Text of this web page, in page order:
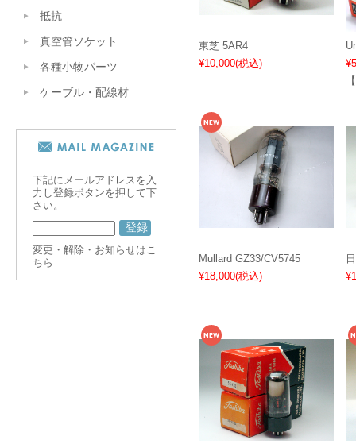
東芝 5AR4
¥10,000(税込)
Mullard GZ33/CV5745
¥18,000(税込)
抵抗
真空管ソケット
各種小物パーツ
ケーブル・配線材
下記にメールアドレスを入
力し登録ボタンを押して下
さい。
変更・解除・お知らせはこ
ちら